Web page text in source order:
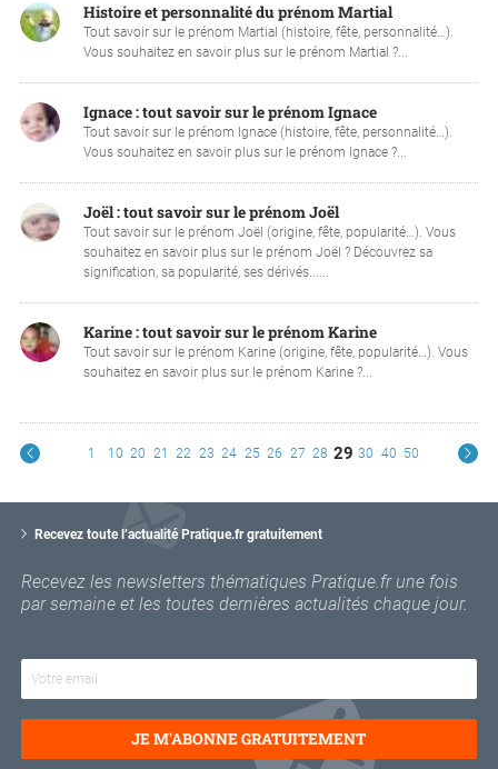
Histoire et personnalité du prénom Martial
Tout savoir sur le prénom Martial (histoire, fête, personnalité…).
Vous souhaitez en savoir plus sur le prénom Martial ?...
Ignace : tout savoir sur le prénom Ignace
Tout savoir sur le prénom Ignace (histoire, fête, personnalité…).
Vous souhaitez en savoir plus sur le prénom Ignace ?...
Joël : tout savoir sur le prénom Joël
Tout savoir sur le prénom Joël (origine, fête, popularité…). Vous
souhaitez en savoir plus sur le prénom Joël ? Découvrez sa
signification, sa popularité, ses dérivés......
Karine : tout savoir sur le prénom Karine
Tout savoir sur le prénom Karine (origine, fête, popularité…). Vous
souhaitez en savoir plus sur le prénom Karine ?...
1 10 20 21 22 23 24 25 26 27 28 29 30 40 50
Recevez toute l’actualité Pratique.fr gratuitement
Recevez les newsletters thématiques Pratique.fr une fois
par semaine et les toutes dernières actualités chaque jour.
o
r
e
e
JE M'ABONNE GRATUITEMENT